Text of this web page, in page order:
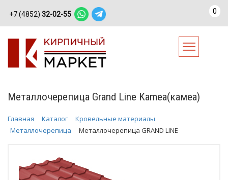
+7 (4852) 32-02-55 0
Металлочерепица Grand Line Kamea(камеа)
Главная Каталог
Кровельные материалы
Металлочерепица
Металлочерепица GRAND LINE